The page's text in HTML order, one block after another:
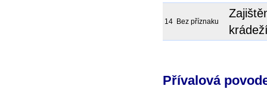
14 Bez příznaku
Přívalová